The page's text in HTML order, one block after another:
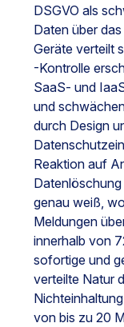
DSGVO als
Daten über
Geräte verteilt
-Kontrolle
SaaS- und
und
durch Design
Reaktion auf
genau weiß,
Meldungen
innerhalb von
sofortige und
verteilte Natur
von bis zu 20